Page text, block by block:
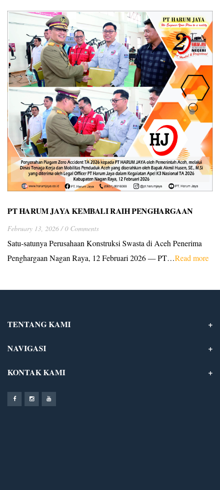
PT HARUM JAYA KEMBALI RAIH PENGHARGAAN
February 13, 2026 0 Comments
Satu-satunya Perusahaan Konstruksi Swasta di Aceh Penerima
Penghargaan Nagan Raya, 12 Februari 2026 — PT…Read more
TENTANG KAMI
NAVIGASI
KONTAK KAMI